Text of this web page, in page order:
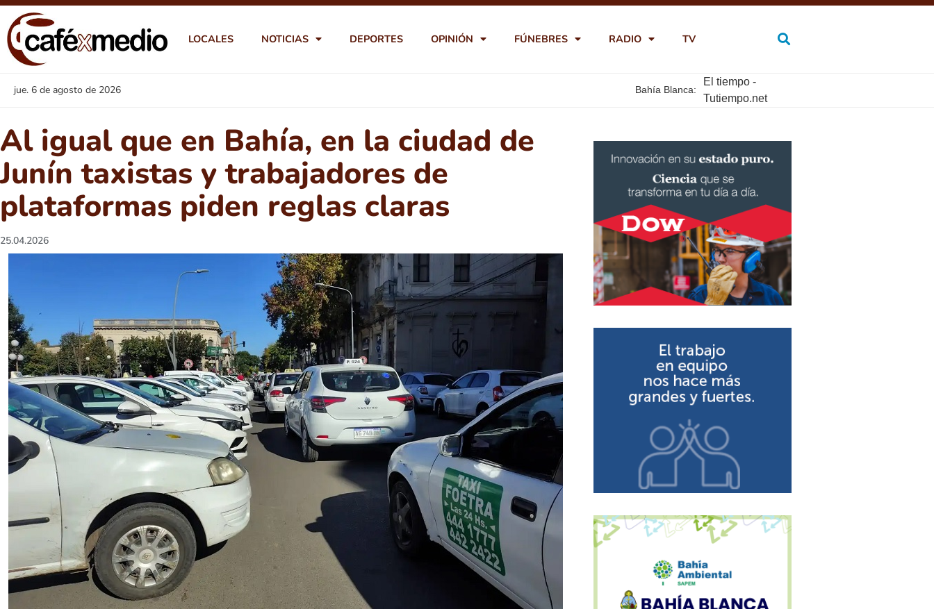
LOCALES NOTICIAS DEPORTES OPINIÓN FÚNEBRES RADIO TV
jue. 6 de agosto de 2026 Bahía Blanca:
El tiempo -
Tutiempo.net
Al igual que en Bahía, en la ciudad de
Junín taxistas y trabajadores de
plataformas piden reglas claras
25.04.2026